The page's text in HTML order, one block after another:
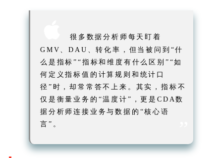
很多数据分析师每天盯着
GMV、DAU、转化率，但当被问到“什
么是指标”“指标和维度有什么区别”“如
何定义指标值的计算规则和统计口
径”时，却常常答不上来。其实，指标不
仅是衡量业务的“温度计”，更是CDA数
据分析师连接业务与数据的“核心语
言”。